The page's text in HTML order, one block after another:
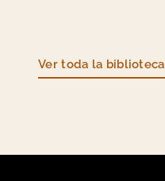
Ver toda la biblioteca